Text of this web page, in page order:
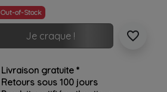
Out-of-Stock
Je craque ! favorite_border
Livraison gratuite *
Retours sous 100 jours